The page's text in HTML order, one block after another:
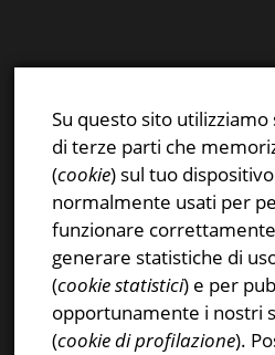
Instagram
Privacy & Cookies Policy
CERCA NEL SITO
Su questo sito
di terze parti che
(cookie) sul tuo
normalmente usati per
funzionare
generare statistiche di
(cookie statistici) e per
opportunamente i nostri
(cookie di profilazione).